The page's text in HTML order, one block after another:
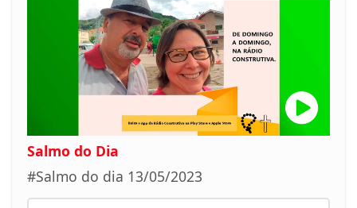
Salmo do Dia
#Salmo do dia 13/05/2023